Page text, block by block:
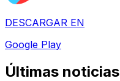
DESCARGAR EN
Google Play
Últimas noticias